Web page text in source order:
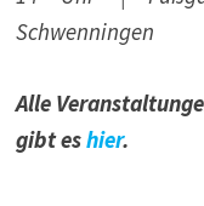
Schwenningen
Alle
gibt eshier.